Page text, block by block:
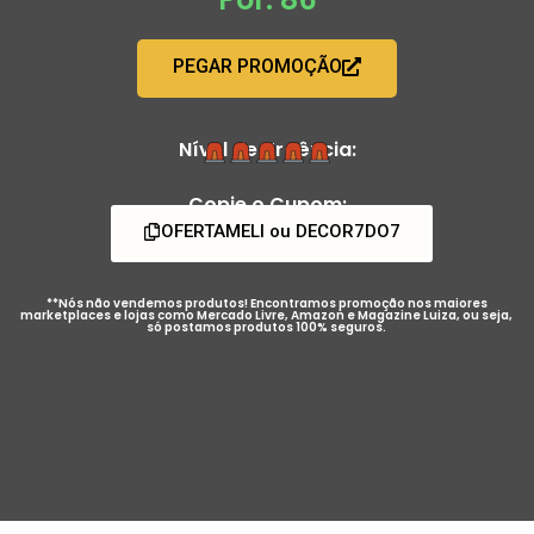
PEGAR PROMOÇÃO
Nível de Urgência:
Copie o Cupom:
OFERTAMELI ou DECOR7DO7
**Nós não vendemos produtos! Encontramos promoção nos maiores
marketplaces e lojas como Mercado Livre, Amazon e Magazine Luiza, ou seja,
só postamos produtos 100% seguros.